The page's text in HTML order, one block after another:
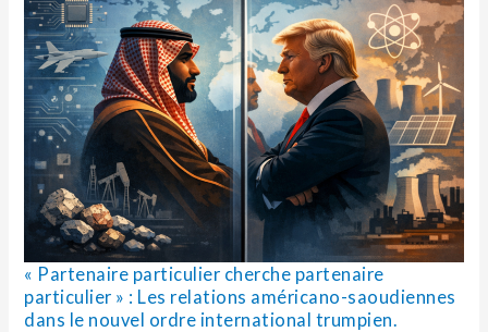
« Partenaire particulier cherche partenaire
particulier » : Les relations américano-saoudiennes
dans le nouvel ordre international trumpien.
partenaire
particulier »
:
Les
relations
américano-
saoudiennes
dans
nouvel
ordre
international
trumpien.